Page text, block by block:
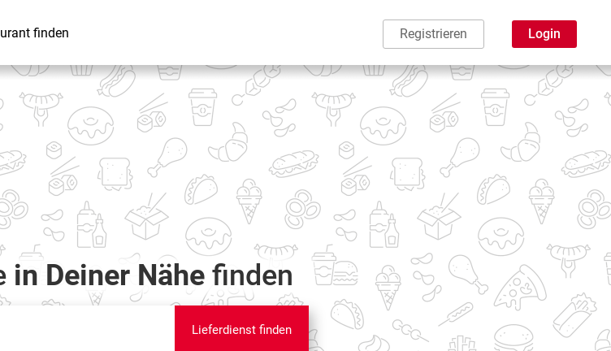
finden Registrieren Login
in Deiner Nähefinden
Lieferdienst finden